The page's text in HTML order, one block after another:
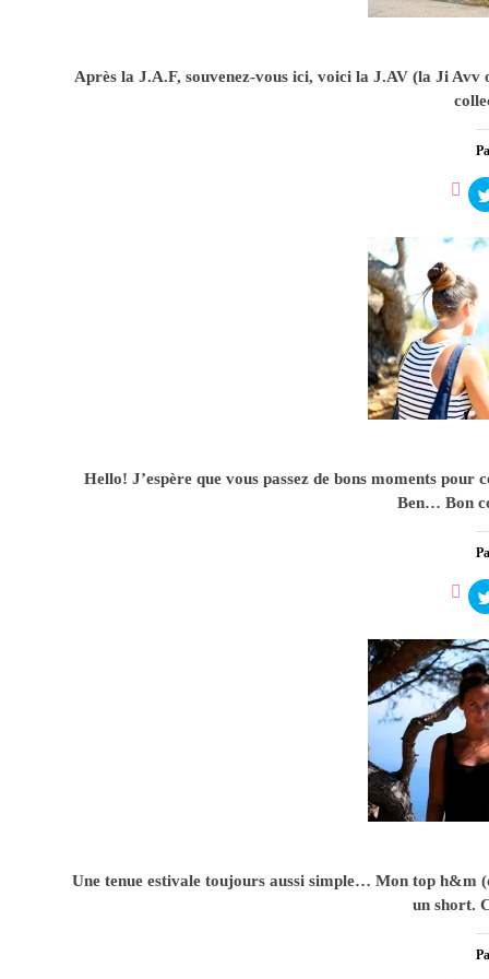
Après la J.A.F, souvenez-vous ici, voici la J.AV (la Ji Avv
Hello! J’espère que vous passez de bons moments
Ben… Bon
Une tenue estivale toujours aussi simple… Mon top h&m
un short.